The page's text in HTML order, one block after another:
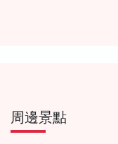
周邊景點